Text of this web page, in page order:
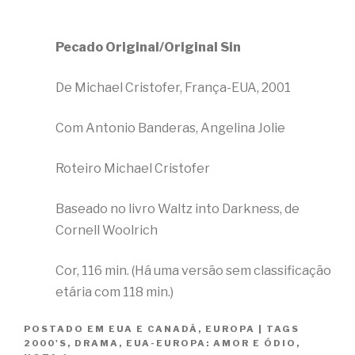
Pecado Original/Original Sin
De Michael Cristofer, França-EUA, 2001
Com Antonio Banderas, Angelina Jolie
Roteiro Michael Cristofer
Baseado no livro Waltz into Darkness, de
Cornell Woolrich
Cor, 116 min. (Há uma versão sem classificação
etária com 118 min.)
POSTADO EM EUA E CANADÁ , EUROPA | TAGS
2000'S , DRAMA , EUA-EUROPA: AMOR E ÓDIO ,